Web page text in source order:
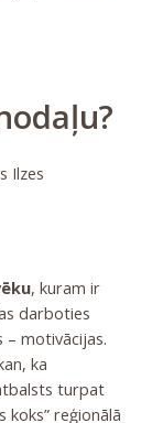
Ilzes
, kuram ir
darboties
– motivācijas.
ka
turpat
koks” reģionālā